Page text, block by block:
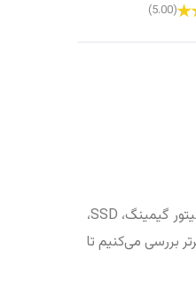
(5.00)
بهترین و جدیدترین کالاهای دیجیتال را با تخفیف‌های ویژه پیدا کنید. از گوشی موبایل، لپ‌تاپ، هدفون بی‌سیم و ساعت هوشمند گرفته تا مانیتور گیمینگ، SSD،
بررسی می‌کنیم تا